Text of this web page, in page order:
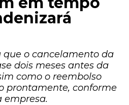
o cancelamento da
dois meses antes da
como o reembolso
prontamente, conforme
empresa.